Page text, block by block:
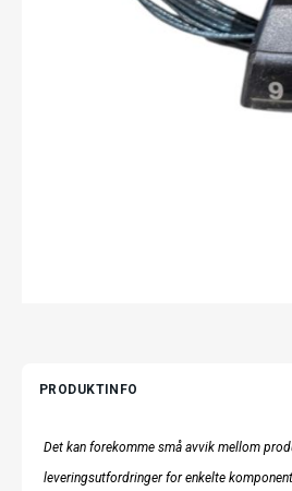
PRODUKTINFO
Det kan forekomme små avvik mellom
leveringsutfordringer for enkelte